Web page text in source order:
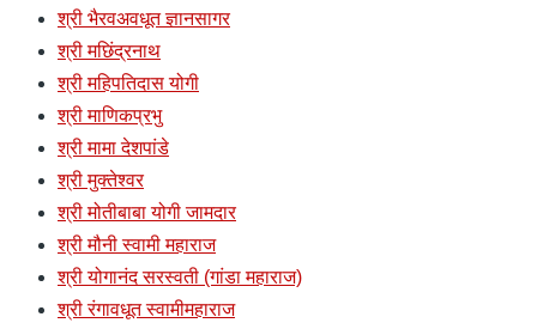
श्री भैरवअवधूत ज्ञानसागर
श्री मछिंद्रनाथ
श्री महिपतिदास योगी
श्री माणिकप्रभु
श्री मामा देशपांडे
श्री मुक्तेश्वर
श्री मोतीबाबा योगी जामदार
श्री मौनी स्वामी महाराज
श्री योगानंद सरस्वती (गांडा महाराज)
श्री रंगावधूत स्वामीमहाराज